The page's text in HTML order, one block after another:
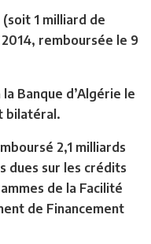
1 milliard de
2014, remboursée le 9
Banque d’Algérie le
bilatéral.
2,1 milliards
dues sur les crédits
de la Facilité
de Financement